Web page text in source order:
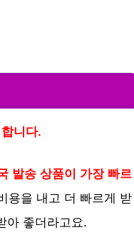
니다.
발송 상품이 가장 빠르
용을 내고 더 빠르게 받
아 좋더라고요.